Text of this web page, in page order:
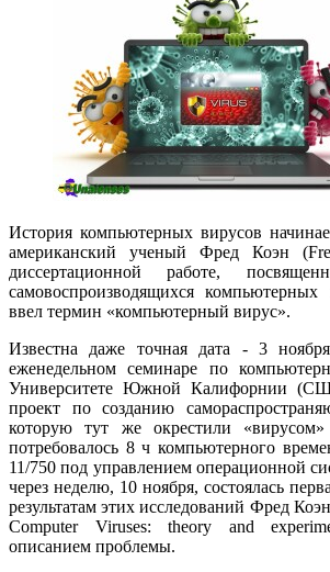
История компьютерных вирусов
американский ученый Фред Коэн
диссертационной работе,
самовоспроизводящихся
ввел термин «компьютерный вирус».
Известна даже точная дата - 3
еженедельном семинаре по
Университете Южной Калифорнии
проект по созданию
которую тут же окрестили
потребовалось 8 ч компьютерного
11/750 под управлением операционной
через неделю, 10 ноября, состоялась
результатам этих исследований Фред
Computer Viruses: theory and
описанием проблемы.